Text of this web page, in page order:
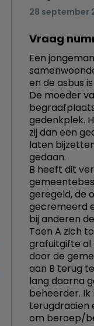
28 september
Vraag
Een
en de asbus
De moeder
gedenkplek.
zij dan een
laten
gedaan.
B heeft dit
geregeld, de
gecremeerd
bij anderen
Toen A zich
grafuitgifte al
door de
aan B terug
lang daarna
beheerder.
terugdraaien
om beroep/